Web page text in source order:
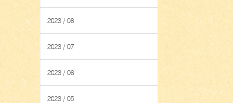
2023 / 08
2023 / 07
2023 / 06
2023 / 05